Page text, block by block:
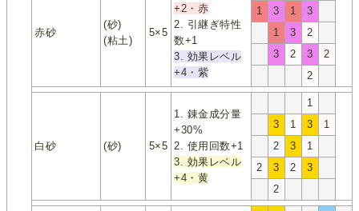
赤砂
(砂)
(粘土)
5×5
+2・赤
2. 引継ぎ特性
数+1
3. 効果レベル
+4・紫
1
3 1
3
1
3
2
3
2 3
2
2
白砂 (砂) 5×5
1. 錬金成分量
+30%
2. 使用回数+1
3. 効果レベル
+4・黄
1
3
1 3
1
2
3
1
2
3 2
3
2